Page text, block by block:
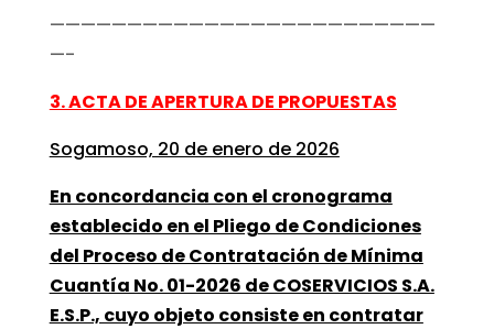
—————————————————————————
—-
3. ACTA DE APERTURA DE PROPUESTAS
Sogamoso, 20 de enero de 2026
En concordancia con el cronograma
establecido en el Pliego de Condiciones
del Proceso de Contratación de Mínima
Cuantía No. 01-2026 de COSERVICIOS S.A.
E.S.P., cuyo objeto consiste en contratar